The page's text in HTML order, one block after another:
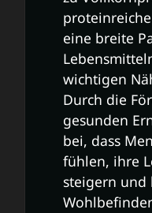
eine breite
wichtigen
Durch die
gesunden
bei, dass
fühlen, ihre
steigern